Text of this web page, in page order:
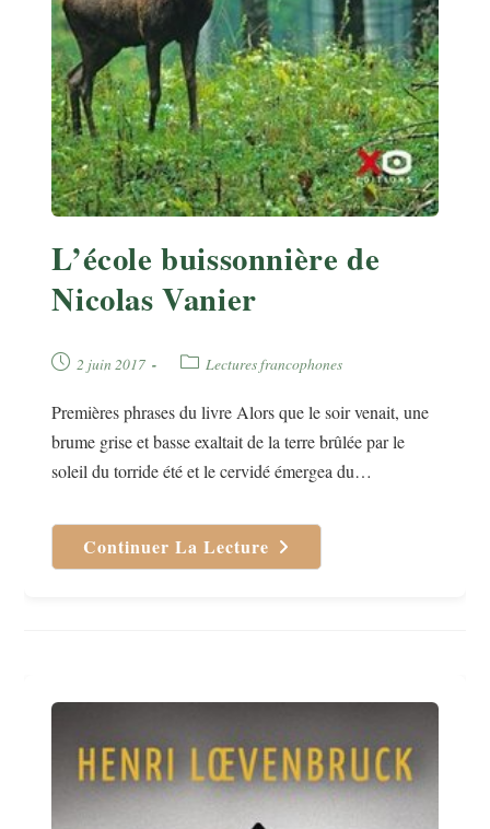
L’école buissonnière de
Nicolas Vanier
Publication
2 juin 2017
Post Lectures francophones
Premières phrases du livre Alors que le soir venait, une
brume grise et basse exaltait de la terre brûlée par le
soleil du torride été et le cervidé émergea du…
Continuer La Lecture L’école
Buissonnière
De